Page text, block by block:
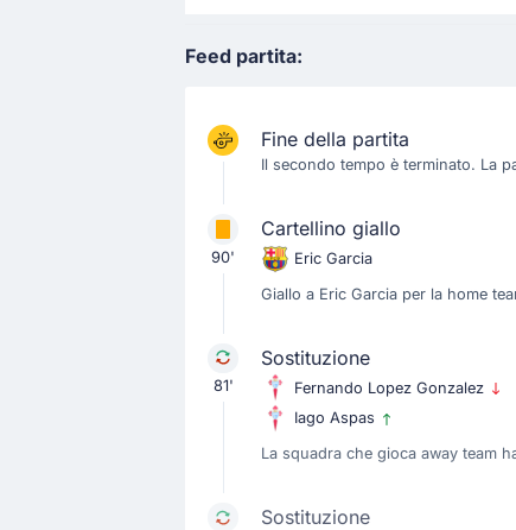
Feed partita:
Fine della partita
Il secondo tempo è terminato. La
90'
Cartellino giallo
Eric Garcia
Giallo a Eric Garcia per la home
81'
Sostituzione
Fernando Lopez Gonzalez
Iago Aspas
La squadra che gioca away team
Sostituzione